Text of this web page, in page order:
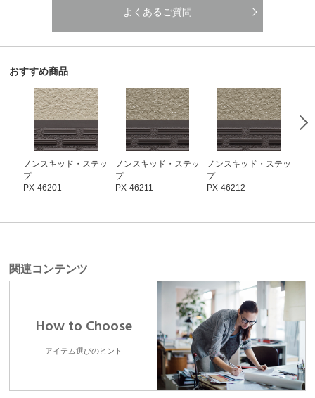
よくあるご質問
おすすめ商品
ノンスキッド・ステッ
プ
PX-46201
ノンスキッド・ステッ
プ
PX-46211
ノンスキッド・ステッ
プ
PX-46212
関連コンテンツ
How to Choose
アイテム選びのヒント